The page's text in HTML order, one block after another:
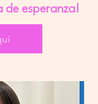
de esperanza!